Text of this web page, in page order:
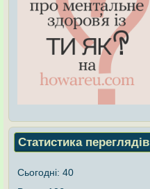
Статистика переглядів
Сьогодні: 40